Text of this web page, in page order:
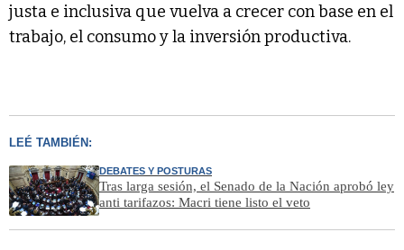
justa e inclusiva que vuelva a crecer con base en el
trabajo, el consumo y la inversión productiva.
LEÉ TAMBIÉN:
DEBATES Y POSTURAS
Tras larga sesión, el Senado de la Nación aprobó ley
anti tarifazos: Macri tiene listo el veto